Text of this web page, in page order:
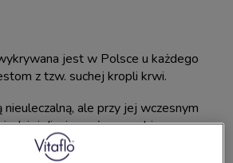
jest w Polsce u każdego
z tzw. suchej kropli krwi.
ale przy jej wczesnym
diecie można zapobiec
i ciężkich powikłań.